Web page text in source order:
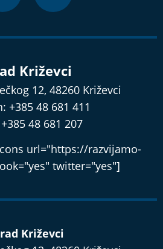
Križevci
12, 48260 Križevci
+385 48 681 411
48 681 207
url="https://razvijamo-
twitter="yes"]
Križevci